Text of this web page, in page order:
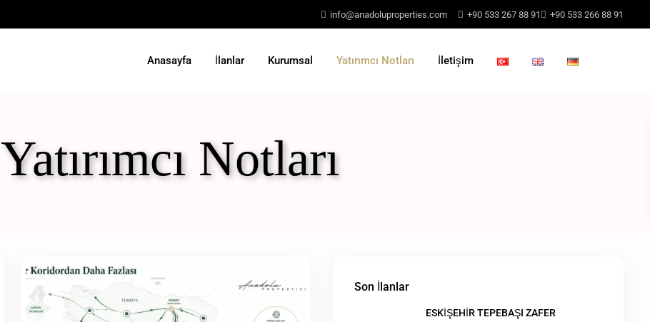
info@anadoluproperties.com +90 533 267 88 91 +90 533 266 88 91
Anasayfa İlanlar Kurumsal Yatırımcı Notları İletişim
Yatırımcı Notları
Son İlanlar
ESKİŞEHİR TEPEBAŞI ZAFER